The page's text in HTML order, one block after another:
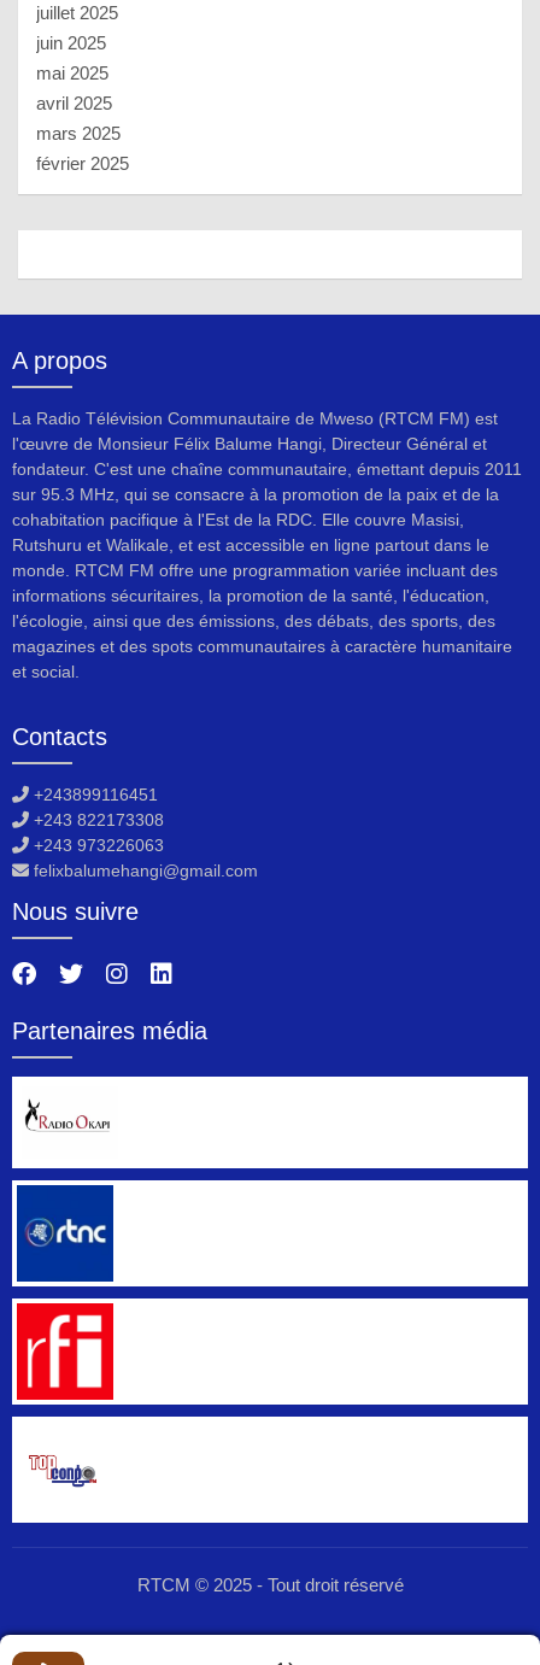
juillet 2025
juin 2025
mai 2025
avril 2025
mars 2025
février 2025
A propos
La Radio Télévision Communautaire de Mweso (RTCM FM) est
l'œuvre de Monsieur Félix Balume Hangi, Directeur Général et
fondateur. C'est une chaîne communautaire, émettant depuis 2011
sur 95.3 MHz, qui se consacre à la promotion de la paix et de la
cohabitation pacifique à l'Est de la RDC. Elle couvre Masisi,
Rutshuru et Walikale, et est accessible en ligne partout dans le
monde. RTCM FM offre une programmation variée incluant des
informations sécuritaires, la promotion de la santé, l'éducation,
l'écologie, ainsi que des émissions, des débats, des sports, des
magazines et des spots communautaires à caractère humanitaire
et social.
Contacts
+243899116451
+243 822173308
+243 973226063
felixbalumehangi@gmail.com
Nous suivre
Partenaires média
RTCM © 2025 - Tout droit réservé